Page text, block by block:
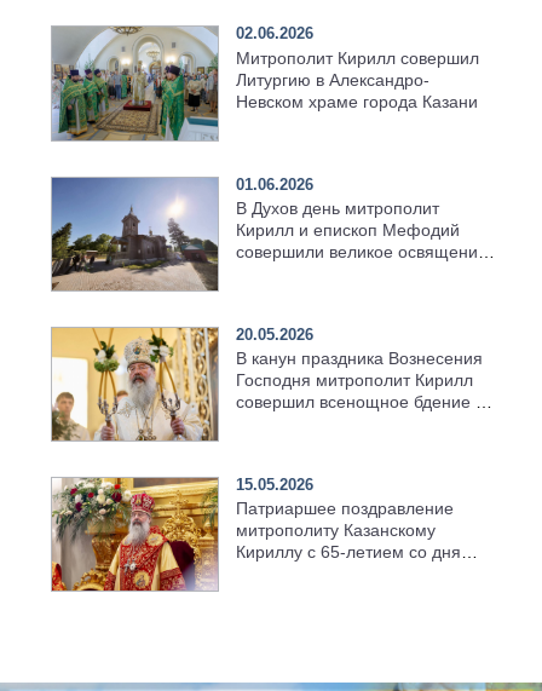
02.06.2026
Митрополит Кирилл совершил
Литургию в Александро-
Невском храме города Казани
01.06.2026
В Духов день митрополит
Кирилл и епископ Мефодий
совершили великое освящение
20.05.2026
В канун праздника Вознесения
Господня митрополит Кирилл
совершил всенощное бдение в
15.05.2026
Патриаршее поздравление
митрополиту Казанскому
Кириллу с 65-летием со дня